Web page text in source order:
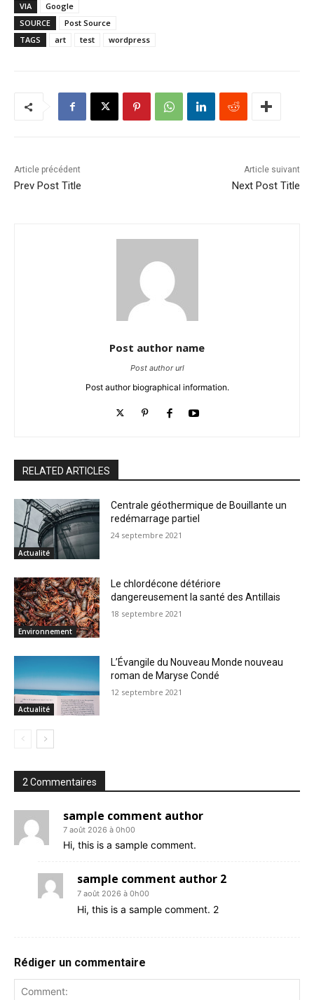
VIA
Google
SOURCE
Post Source
TAGS
art test wordpress
Article précédent
Prev Post Title
Article suivant
Next Post Title
Post author name
Post author url
Post author biographical information.
RELATED ARTICLES
Actualité
Centrale géothermique de Bouillante un
redémarrage partiel
24 septembre 2021
Environnement
Le chlordécone détériore
dangereusement la santé des Antillais
18 septembre 2021
Actualité
L’Évangile du Nouveau Monde nouveau
roman de Maryse Condé
12 septembre 2021
2 Commentaires
sample comment author
7 août 2026 à 0h00
Hi, this is a sample comment.
sample comment author 2
7 août 2026 à 0h00
Hi, this is a sample comment. 2
Rédiger un commentaire